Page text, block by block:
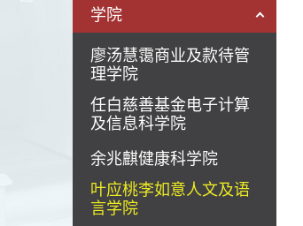
学院
廖汤慧霭商业及款待管
理学院
任白慈善基金电子计算
及信息科学院
余兆麒健康科学院
叶应桃李如意人文及语
言学院